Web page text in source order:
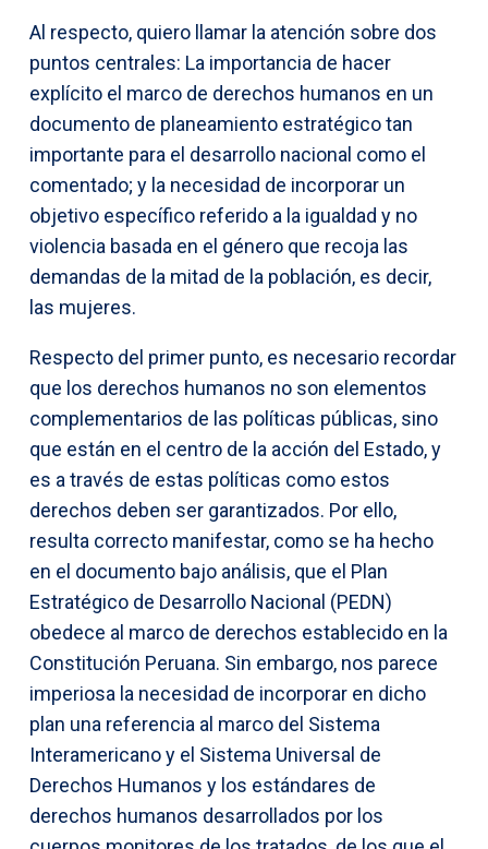
Al respecto, quiero llamar la atención sobre dos
puntos centrales: La importancia de hacer
explícito el marco de derechos humanos en un
documento de planeamiento estratégico tan
importante para el desarrollo nacional como el
comentado; y la necesidad de incorporar un
objetivo específico referido a la igualdad y no
violencia basada en el género que recoja las
demandas de la mitad de la población, es decir,
las mujeres.
Respecto del primer punto, es necesario recordar
que los derechos humanos no son elementos
complementarios de las políticas públicas, sino
que están en el centro de la acción del Estado, y
es a través de estas políticas como estos
derechos deben ser garantizados. Por ello,
resulta correcto manifestar, como se ha hecho
en el documento bajo análisis, que el Plan
Estratégico de Desarrollo Nacional (PEDN)
obedece al marco de derechos establecido en la
Constitución Peruana. Sin embargo, nos parece
imperiosa la necesidad de incorporar en dicho
plan una referencia al marco del Sistema
Interamericano y el Sistema Universal de
Derechos Humanos y los estándares de
derechos humanos desarrollados por los